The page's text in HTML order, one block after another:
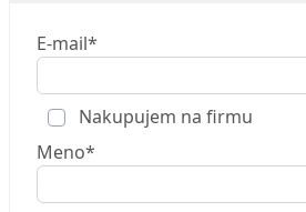
E-mail*
Nakupujem na firmu
Meno*